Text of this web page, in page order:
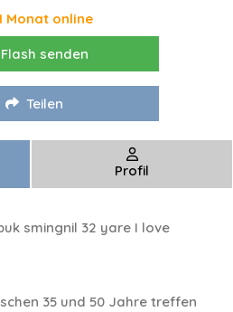
Monat online
Flash senden
Teilen
Profil
smingnil 32 yare I love
35 und 50 Jahre treffen